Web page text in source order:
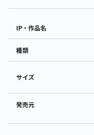
IP・作品名
種類
サイズ
発売元